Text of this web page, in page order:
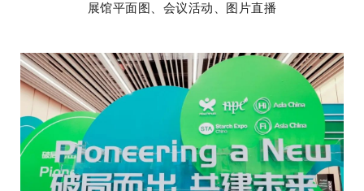
展馆平面图、会议活动、图片直播